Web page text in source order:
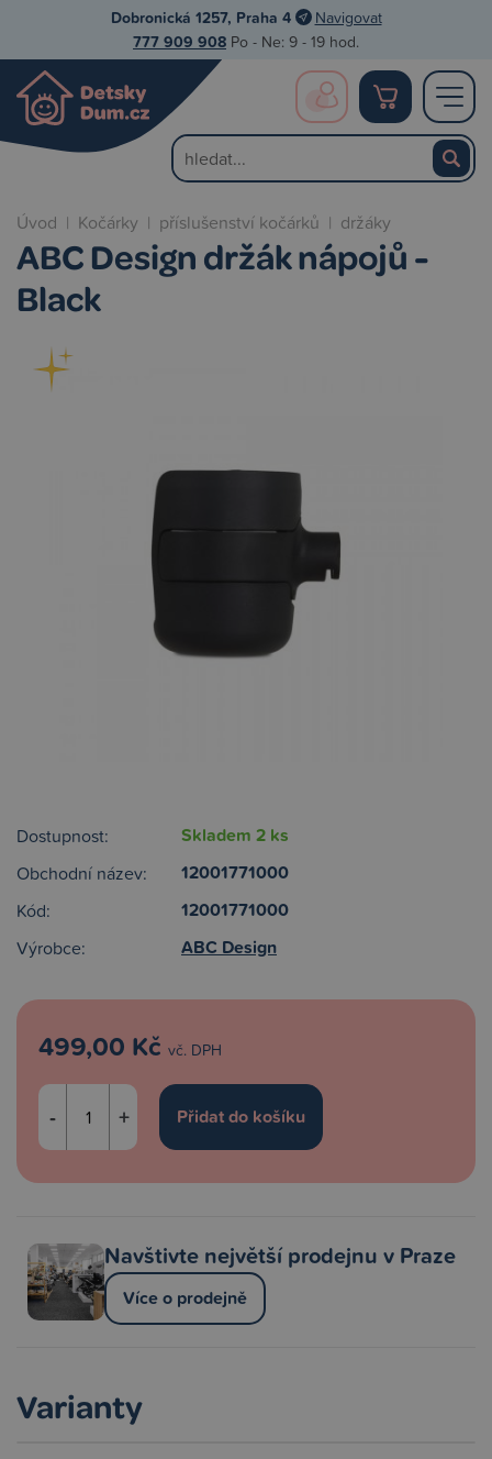
Dobronická 1257, Praha 4 Navigovat
777 909 908 Po - Ne: 9 - 19 hod.
Úvod | Kočárky | příslušenství kočárků | držáky
ABC Design držák nápojů -
Black
Dostupnost: Skladem 2 ks
Obchodní název: 12001771000
Kód: 12001771000
Výrobce: ABC Design
499,00 Kč vč. DPH
- +
Navštivte největší prodejnu v Praze
Více o prodejně
Varianty